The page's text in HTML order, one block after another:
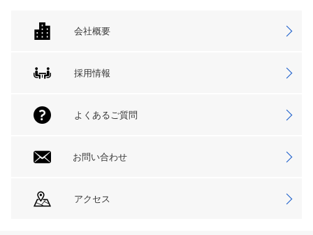
会社概要
採用情報
よくあるご質問
お問い合わせ
アクセス